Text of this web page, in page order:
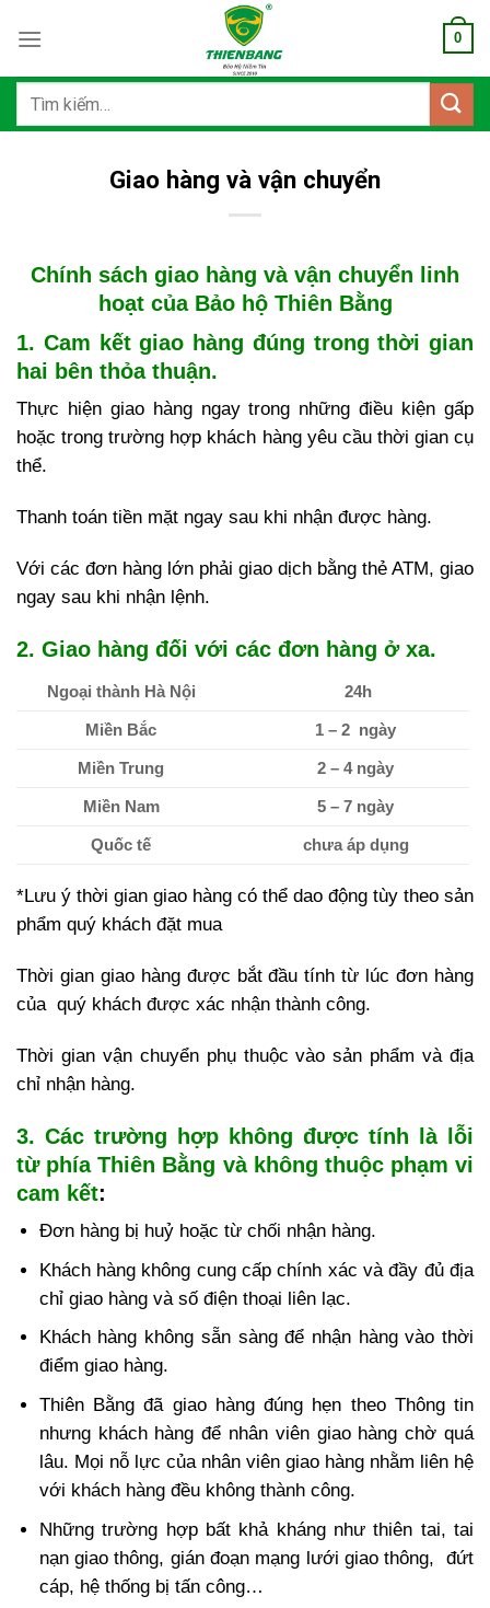
qua
dung
0
Tìm
Giao hàng và vận chuyển
Chính sách giao hàng và vận chuyển linh
hoạt của Bảo hộ Thiên Bằng
1. Cam kết giao hàng đúng trong thời gian
hai bên thỏa thuận.
Thực hiện giao hàng ngay trong những điều kiện gấp
hoặc trong trường hợp khách hàng yêu cầu thời gian cụ
thể.
Thanh toán tiền mặt ngay sau khi nhận được hàng.
Với các đơn hàng lớn phải giao dịch bằng thẻ ATM, giao
ngay sau khi nhận lệnh.
2. Giao hàng đối với các đơn hàng ở xa.
Ngoại thành Hà Nội 24h
Miền Bắc 1 – 2 ngày
Miền Trung 2 – 4 ngày
Miền Nam 5 – 7 ngày
Quốc tế chưa áp dụng
*Lưu ý thời gian giao hàng có thể dao động tùy theo sản
phẩm quý khách đặt mua
Thời gian giao hàng được bắt đầu tính từ lúc đơn hàng
của quý khách được xác nhận thành công.
Thời gian vận chuyển phụ thuộc vào sản phẩm và địa
chỉ nhận hàng.
3. Các trường hợp không được tính là lỗi
từ phía Thiên Bằng và không thuộc phạm vi
cam kết:
Đơn hàng bị huỷ hoặc từ chối nhận hàng.
Khách hàng không cung cấp chính xác và đầy đủ địa
chỉ giao hàng và số điện thoại liên lạc.
Khách hàng không sẵn sàng để nhận hàng vào thời
điểm giao hàng.
Thiên Bằng đã giao hàng đúng hẹn theo Thông tin
nhưng khách hàng để nhân viên giao hàng chờ quá
lâu. Mọi nỗ lực của nhân viên giao hàng nhằm liên hệ
với khách hàng đều không thành công.
Những trường hợp bất khả kháng như thiên tai, tai
nạn giao thông, gián đoạn mạng lưới giao thông, đứt
cáp, hệ thống bị tấn công…